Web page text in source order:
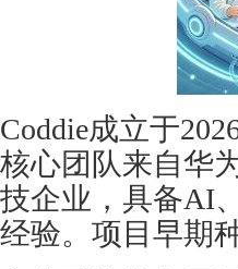
Coddie成立于
核心团队来自华
技企业，具备AI
经验。项目早期